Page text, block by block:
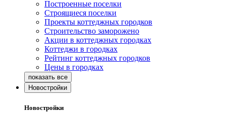
Построенные поселки
Строящиеся поселки
Проекты коттеджных городков
Строительство заморожено
Акции в коттеджных городках
Коттеджи в городках
Рейтинг коттеджных городков
Цены в городках
Новостройки
Новостройки